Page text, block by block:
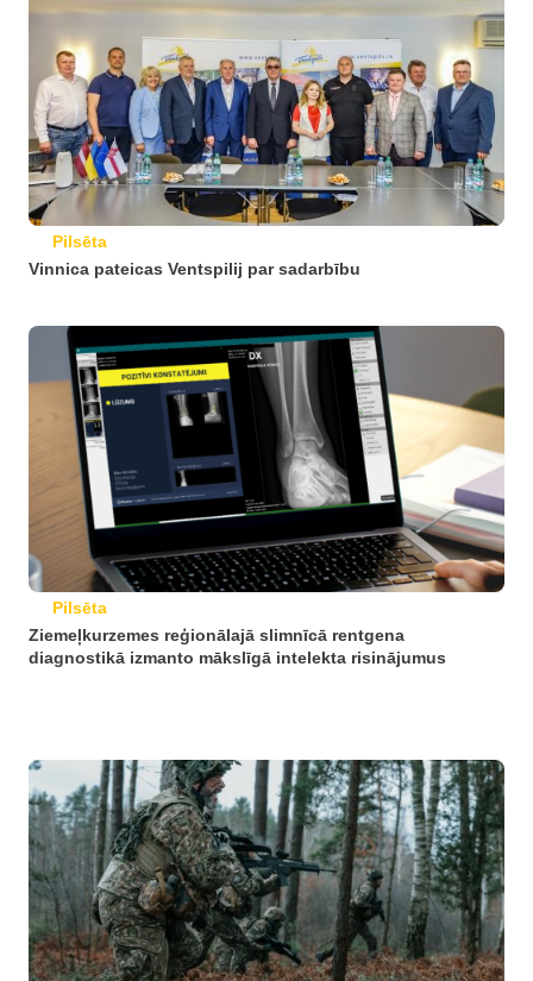
Pilsēta
Vinnica pateicas Ventspilij par sadarbību
Pilsēta
Ziemeļkurzemes reģionālajā slimnīcā rentgena
diagnostikā izmanto mākslīgā intelekta risinājumus